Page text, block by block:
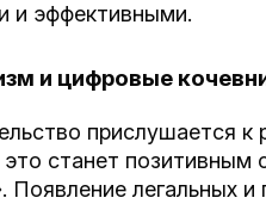
и эффективными.
и цифровые
прислушается
станет позитивным
Появление легальных